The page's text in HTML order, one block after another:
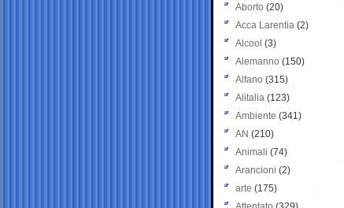
Aborto (20)
Acca Larentia (2)
Alcool (3)
Alemanno (150)
Alfano (315)
Alitalia (123)
Ambiente (341)
AN (210)
Animali (74)
Arancioni (2)
arte (175)